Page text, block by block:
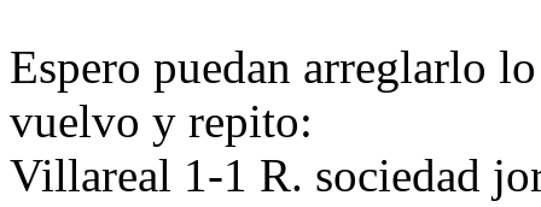
Espero puedan arreglarlo
vuelvo y repito:
Villareal 1-1 R. sociedad